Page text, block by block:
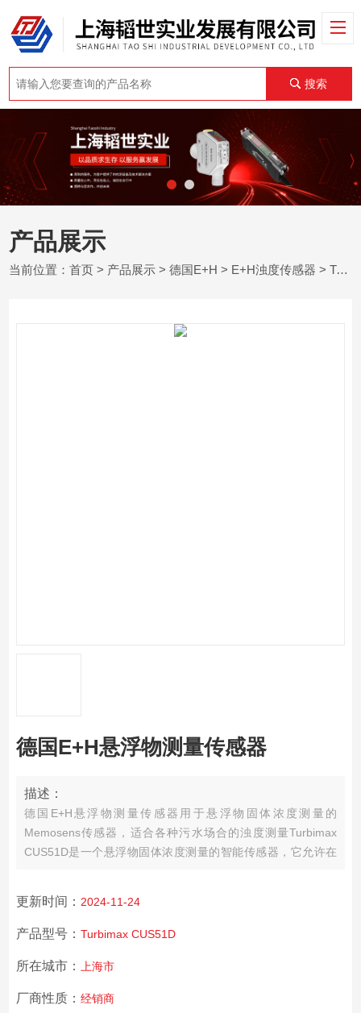
搜索
产品展示
当前位置：首页 > 产品展示 >德国E+H > E+H浊度传感器 > Turbimax CUS51D德国E+H悬浮物测量传感器
德国E+H悬浮物测量传感器
描述：
德国E+H悬浮物测量传感器 用于悬浮物固体浓度测量的
Memosens传感器，适合各种污水场合的浊度测量Turbimax
CUS51D是一个悬浮物固体浓度测量的智能传感器，它允许在
更新时间： 2024-11-24
产品型号： Turbimax CUS51D
所在城市： 上海市
厂商性质： 经销商